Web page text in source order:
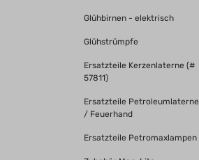
Glühbirnen - elektrisch
Glühstrümpfe
Ersatzteile Kerzenlaterne (#
57811)
Ersatzteile Petroleumlaterne
/ Feuerhand
Ersatzteile Petromaxlampen